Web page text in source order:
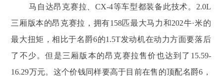
马自达昂克赛拉、CX-4等车型都装备此技术。2.0L
三厢版本的昂克赛拉，拥有158匹最大马力和202牛·米的
最大扭矩，相比于名爵6的1.5T发动机在动力方面要落后
了不少。但是三厢版本的昂克赛拉售价也达到了15.59-
16.29万元。这个价钱同样要高于目前在售的顶配名爵6，